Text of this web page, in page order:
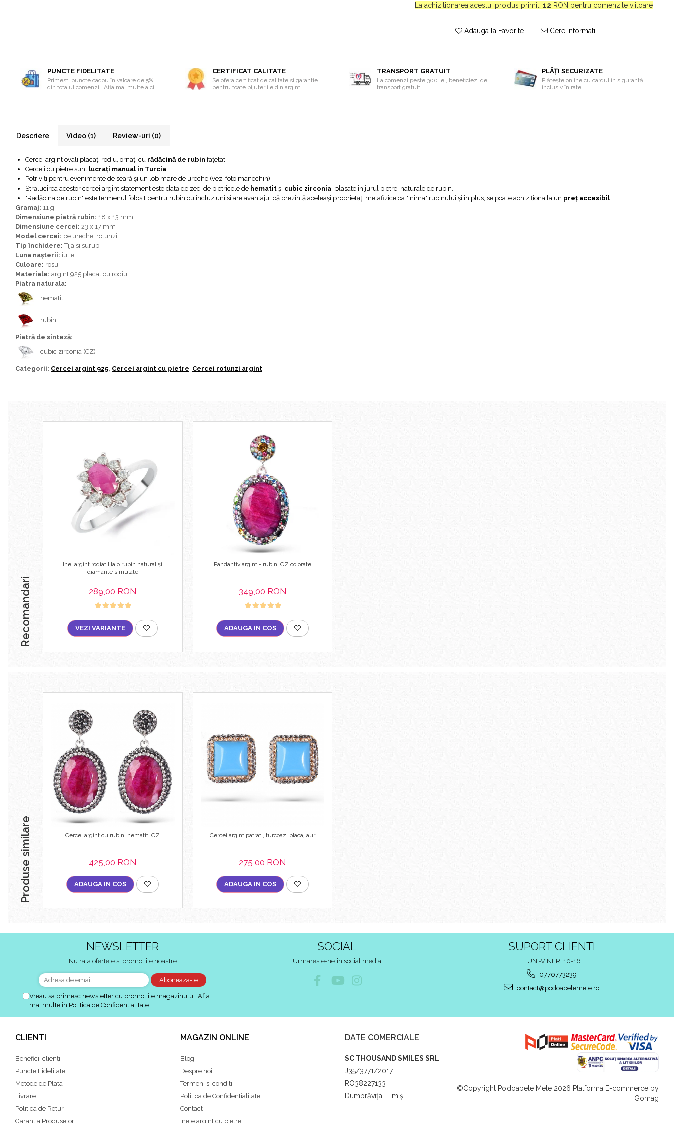
Bijuterii piatra lunii
Bijuterii piatra soarelui
Bijuterii safir
Bijuterii sidef si abalone
Bijuterii smarald
Bijuterii sodalit
Bijuterii spinel
Bijuterii tanzanit
Bijuterii topaz
Bijuterii turcoaz
Bijuterii turmaline
Bijuterii morganit
La achizitionarea acestui produs primiti 12 RON pentru comenzile viitoare
Adauga la Favorite Cere informatii
PUNCTE FIDELITATE
Primesti puncte cadou în valoare de 5%
din totalul comenzii. Afla mai multe aici.
CERTIFICAT CALITATE
Se ofera certificat de calitate si garantie
pentru toate bijuteriile din argint.
TRANSPORT GRATUIT
La comenzi peste 300 lei, beneficiezi de
transport gratuit.
PLĂȚI SECURIZATE
Plătește online cu cardul în siguranță,
inclusiv în rate
Descriere Video (1) Review-uri (0)
Cercei argint ovali placați rodiu, ornați cu rădăcină de rubin fațetat.
Cerceii cu pietre sunt lucrați manual in Turcia
Potriviți pentru evenimente de seară și un lob mare de ureche (vezi foto manechin).
Strălucirea acestor cercei argint statement este dată de zeci de pietricele de hematit și cubic zirconia , plasate în jurul pietrei naturale de rubin.
"Rădăcina de rubin" este termenul folosit pentru rubin cu incluziuni si are avantajul că prezintă aceleași proprietăți metafizice ca "inima" rubinului și în plus, se poate achiziționa la un preț accesibil.
Gramaj: 11 g
Dimensiune piatră rubin: 18 x 13 mm
Dimensiune cercei: 23 x 17 mm
Model cercei: pe ureche, rotunzi
Tip închidere:Tija si surub
Luna nașterii: iulie
Culoare: rosu
Materiale: argint 925 placat cu rodiu
Piatra naturala:
hematit
rubin
Piatră de sinteză:
cubic zirconia (CZ)
Categorii: Cercei argint 925, Cercei argint cu pietre Cercei rotunzi argint
Recomandari
Inel argint rodiat Halo rubin natural și
diamante simulate
289,00 RON
VEZI VARIANTE
Pandantiv argint - rubin, CZ colorate
349,00 RON
ADAUGA IN COS
Produse similare Cercei argint cu rubin, hematit, CZ
425,00 RON
ADAUGA IN COS
Cercei argint patrati, turcoaz, placaj aur
275,00 RON
ADAUGA IN COS
NEWSLETTER
Nu rata ofertele si promotiile noastre
Vreau sa primesc newsletter cu promotiile magazinului. Afla
mai multe in Politica de Confidentialitate
SOCIAL
Urmareste-ne in social media
SUPORT CLIENTI
LUNI-VINERI 10-16
0770773239
contact@podoabelemele.ro
CLIENTI
Beneficii clienți
Puncte Fidelitate
Metode de Plata
Livrare
Politica de Retur
Garantia Produselor
MAGAZIN ONLINE
Blog
Despre noi
Termeni si conditii
Politica de Confidentialitate
Contact
Inele argint cu pietre
DATE COMERCIALE
SC THOUSAND SMILES SRL
J35/3771/2017
RO38227133
Dumbrăvița, Timiș
©Copyright Podoabele Mele 2026 Platforma E-commerce by
Gomag